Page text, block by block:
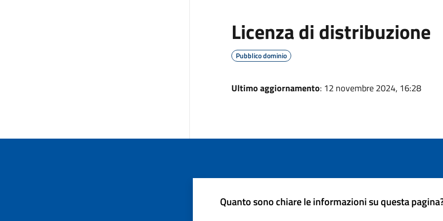
Licenza di distribuzione
Pubblico dominio
Ultimo aggiornamento: 12 novembre 2024, 16:28
Quanto sono chiare le informazioni su questa